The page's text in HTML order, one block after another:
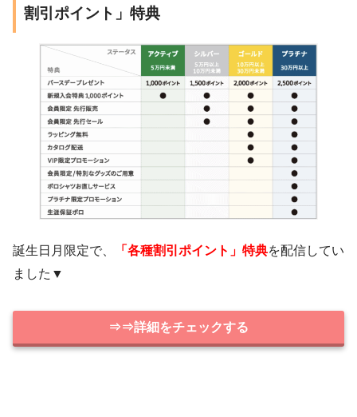
割引ポイント」特典
誕生日月限定で、 「各種割引ポイント」特典を配信してい
ました▼
⇒⇒詳細をチェックする